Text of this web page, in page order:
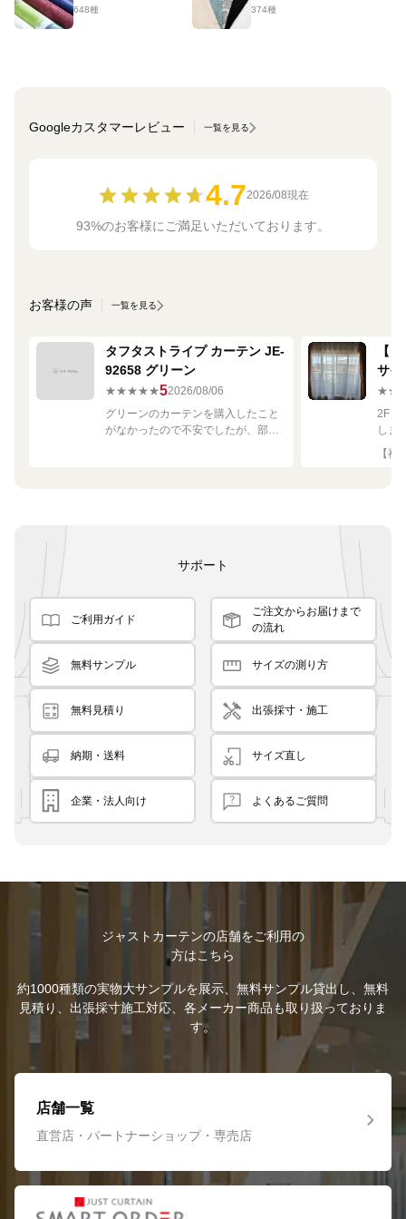
648種 374種
Googleカスタマーレビュー 一覧を見る
4.72026/08現在
93%のお客様にご満足いただいております。
お客様の声 一覧を見る
タフタストライプ カーテン JE-
92658 グリーン
★★★★★52026/08/06
グリーンのカーテンを購入したこと
がなかったので不安でしたが、部屋
【
サイ
2Fリ
しま
し
で
【神
サポート
ご利用ガイド
ご注文からお届けまで
の流れ
無料サンプル サイズの測り方
無料見積り 出張採寸・施工
納期・送料 サイズ直し
企業・法人向け よくあるご質問
ジャストカーテンの店舗をご利用の
方はこちら
約1000種類の実物大サンプルを展示、無料サンプル貸出し、無料
見積り、出張採寸施工対応、各メーカー商品も取り扱っておりま
す。
店舗一覧
直営店・パートナーショップ・専売店